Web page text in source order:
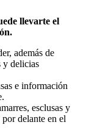
llevarte el
además de
y delicias
e información
esclusas y
delante en el